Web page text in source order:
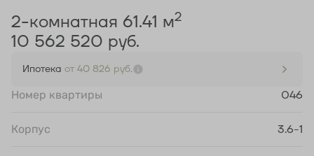
2-комнатная 61.41 м2
10 562 520 руб.
Ипотека от 40 826 руб.
Номер квартиры 046
Корпус 3.6-1